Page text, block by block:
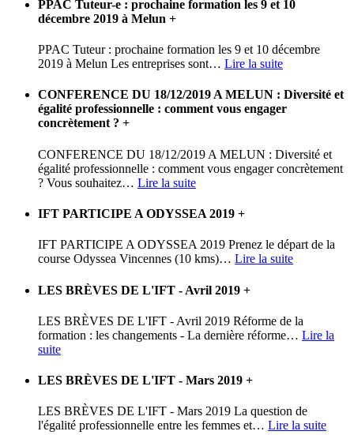
PPAC Tuteur-e : prochaine formation les 9 et 10
décembre 2019 à Melun +
PPAC Tuteur : prochaine formation les 9 et 10 décembre
2019 à Melun Les entreprises sont… Lire la suite
CONFERENCE DU 18/12/2019 A MELUN : Diversité et
égalité professionnelle : comment vous engager
concrètement ? +
CONFERENCE DU 18/12/2019 A MELUN : Diversité et
égalité professionnelle : comment vous engager concrètement
? Vous souhaitez… Lire la suite
IFT PARTICIPE A ODYSSEA 2019 +
IFT PARTICIPE A ODYSSEA 2019 Prenez le départ de la
course Odyssea Vincennes (10 kms)… Lire la suite
LES BRÈVES DE L'IFT - Avril 2019 +
LES BRÈVES DE L'IFT - Avril 2019 Réforme de la
formation : les changements - La dernière réforme… Lire la
suite
LES BRÈVES DE L'IFT - Mars 2019 +
LES BRÈVES DE L'IFT - Mars 2019 La question de
l'égalité professionnelle entre les femmes et… Lire la suite